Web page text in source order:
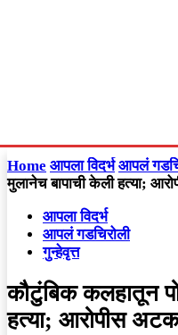
Home आपला विदर्भ आपलं
मुलानेच बापाची केली हत्या;
आपला विदर्भ
आपलं गडचिरोली
गुन्हेवृत्त
कौटुंबिक कलहातून
हत्या; आरोपीस अटक